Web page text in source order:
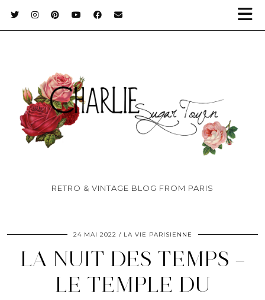
RETRO & VINTAGE BLOG FROM PARIS
24 MAI 2022 LA VIE PARISIENNE
LA NUIT DES TEMPS –
LE TEMPLE DU